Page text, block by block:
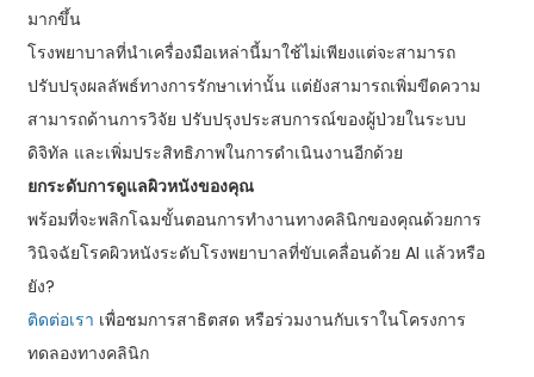
มากขึ้น
โรงพยาบาลที่นำเครื่องมือเหล่านี้มาใช้ไม่เพียงแต่จะสามารถ
ปรับปรุงผลลัพธ์ทางการรักษาเท่านั้น แต่ยังสามารถเพิ่มขีดความ
สามารถด้านการวิจัย ปรับปรุงประสบการณ์ของผู้ป่วยในระบบ
ดิจิทัล และเพิ่มประสิทธิภาพในการดำเนินงานอีกด้วย
ยกระดับการดูแลผิวหนังของคุณ
พร้อมที่จะพลิกโฉมขั้นตอนการทำงานทางคลินิกของคุณด้วยการ
วินิจฉัยโรคผิวหนังระดับโรงพยาบาลที่ขับเคลื่อนด้วย AI แล้วหรือ
ยัง?
ติดต่อเรา เพื่อชมการสาธิตสด หรือร่วมงานกับเราในโครงการ
ทดลองทางคลินิก